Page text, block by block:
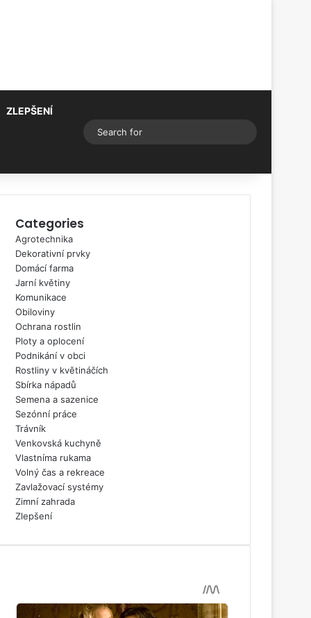
ZLEPŠENÍ
Switch skin
Categories
Agrotechnika
Dekorativní prvky
Domácí farma
Jarní květiny
Komunikace
Obiloviny
Ochrana rostlin
Ploty a oplocení
Podnikání v obci
Rostliny v květináčích
Sbírka nápadů
Semena a sazenice
Sezónní práce
Trávník
Venkovská kuchyně
Vlastníma rukama
Volný čas a rekreace
Zavlažovací systémy
Zimní zahrada
Zlepšení